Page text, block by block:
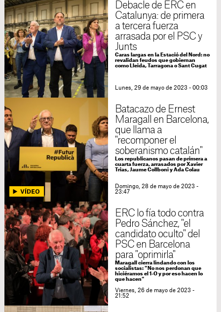
Debacle de ERC en
Catalunya: de primera
a tercera fuerza
arrasada por el PSC y
Junts
Caras largas en la Estació del Nord: no
revalidan feudos que gobiernan
como Lleida, Tarragona o Sant Cugat
Lunes, 29 de mayo de 2023 - 00:03
Batacazo de Ernest
Maragall en Barcelona,
que llama a
"recomponer el
soberanismo catalán"
Los republicanos pasan de primera a
cuarta fuerza, arrasados por Xavier
Trias, Jaume Collboni y Ada Colau
Domingo, 28 de mayo de 2023 -
23:47
ERC lo fía todo contra
Pedro Sánchez, "el
candidato oculto" del
PSC en Barcelona
para "oprimirla"
Maragall cierra lindando con los
socialistas: "No nos perdonan que
hiciéramos el 1-O y por eso hacen lo
que hacen"
Viernes, 26 de mayo de 2023 -
21:52